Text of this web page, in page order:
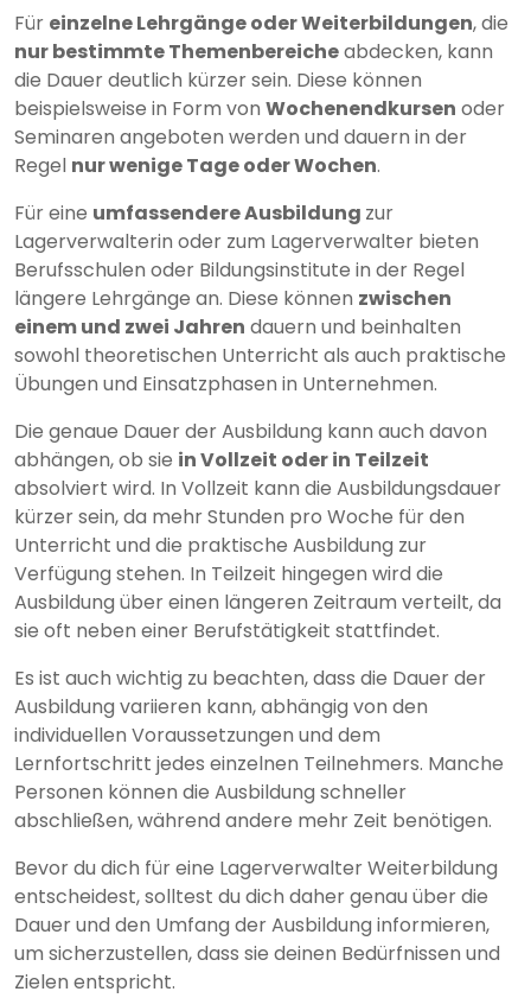
Für einzelne Lehrgänge oder Weiterbildungen, die
nur bestimmte Themenbereicheabdecken, kann
die Dauer deutlich kürzer sein. Diese können
beispielsweise in Form von Wochenendkursen oder
Seminaren angeboten werden und dauern in der
Regel nur wenige Tage oder Wochen.
Für eine umfassendere Ausbildung zur
Lagerverwalterin oder zum Lagerverwalter bieten
Berufsschulen oder Bildungsinstitute in der Regel
längere Lehrgänge an. Diese können zwischen
einem und zwei Jahren dauern und beinhalten
sowohl theoretischen Unterricht als auch praktische
Übungen und Einsatzphasen in Unternehmen.
Die genaue Dauer der Ausbildung kann auch davon
abhängen, ob sie in Vollzeit oder in Teilzeit
absolviert wird. In Vollzeit kann die Ausbildungsdauer
kürzer sein, da mehr Stunden pro Woche für den
Unterricht und die praktische Ausbildung zur
Verfügung stehen. In Teilzeit hingegen wird die
Ausbildung über einen längeren Zeitraum verteilt, da
sie oft neben einer Berufstätigkeit stattfindet.
Es ist auch wichtig zu beachten, dass die Dauer der
Ausbildung variieren kann, abhängig von den
individuellen Voraussetzungen und dem
Lernfortschritt jedes einzelnen Teilnehmers. Manche
Personen können die Ausbildung schneller
abschließen, während andere mehr Zeit benötigen.
Bevor du dich für eine Lagerverwalter Weiterbildung
entscheidest, solltest du dich daher genau über die
Dauer und den Umfang der Ausbildung informieren,
um sicherzustellen, dass sie deinen Bedürfnissen und
Zielen entspricht.